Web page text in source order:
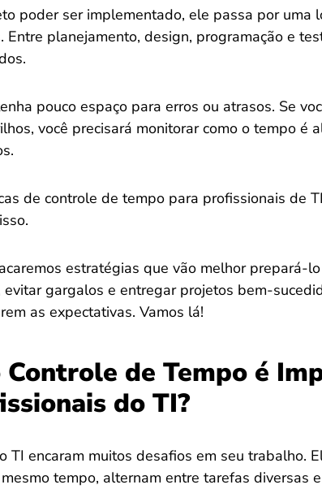
poder ser implementado, ele passa por uma
Entre planejamento, design, programação e
pouco espaço para erros ou atrasos. Se
você precisará monitorar como o tempo é
de controle de tempo para profissionais de
estratégias que vão melhor prepará-
gargalos e entregar projetos bem-
as expectativas. Vamos lá!
Controle de Tempo é
do TI?
TI encaram muitos desafios em seu trabalho.
tempo, alternam entre tarefas diversas